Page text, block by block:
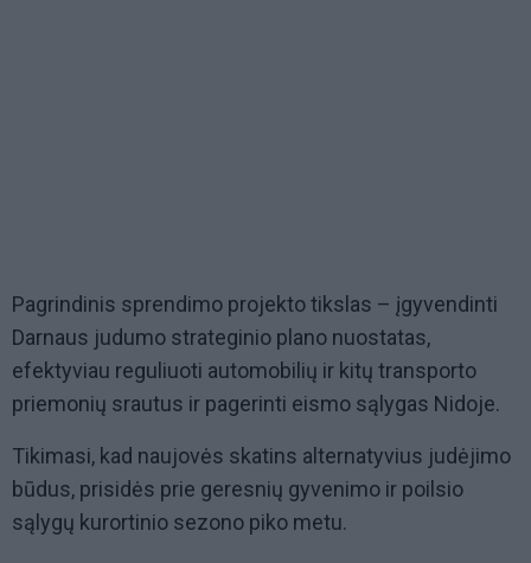
Pagrindinis sprendimo projekto tikslas – įgyvendinti
Darnaus judumo strateginio plano nuostatas,
efektyviau reguliuoti automobilių ir kitų transporto
priemonių srautus ir pagerinti eismo sąlygas Nidoje.
Tikimasi, kad naujovės skatins alternatyvius judėjimo
būdus, prisidės prie geresnių gyvenimo ir poilsio
sąlygų kurortinio sezono piko metu.